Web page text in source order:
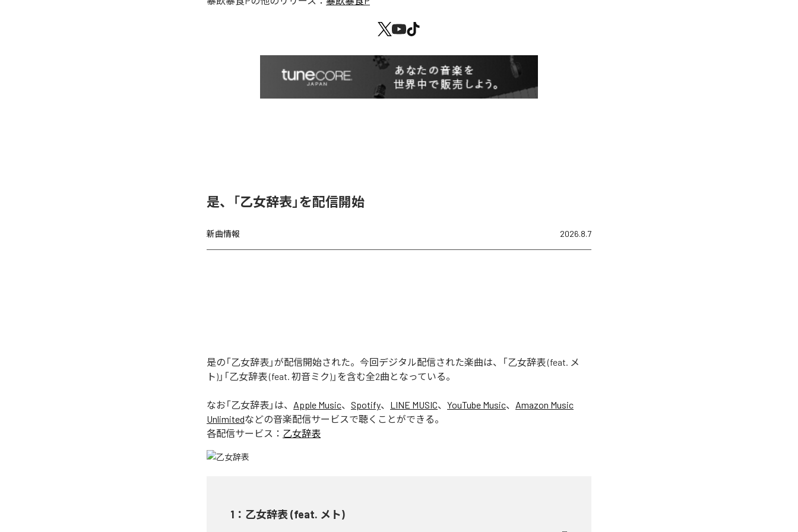
是、「乙女辞表」を配信開始
新曲情報 2026.8.7
是の「乙女辞表」が配信開始された。今回デジタル配信された楽曲は、「乙女辞表 (feat. メ
ト)」「乙女辞表 (feat. 初音ミク)」を含む全2曲となっている。
なお「乙女辞表 」は、 Apple Music、 Spotify、 LINE MUSIC、 YouTube Music、 Amazon Music
Unlimitedなどの音楽配信サービスで聴くことができる。
各配信サービス： 乙女辞表
1 ： 乙女辞表 (feat. メト)